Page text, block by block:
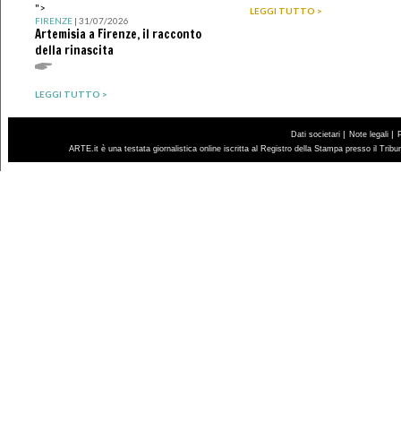
">
FIRENZE| 31/07/2026
Artemisia a Firenze, il racconto
della rinascita
LEGGI TUTTO >
LEGGI TUTTO >
Dati societari | Note legali |
ARTE.it è una testata giornalistica online iscritta al Registro della Stampa presso il